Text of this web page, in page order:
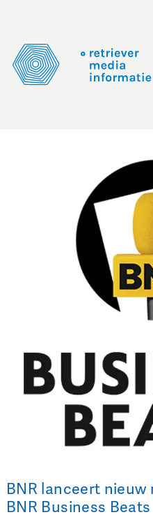
BNR lanceert
BNR Business Beats